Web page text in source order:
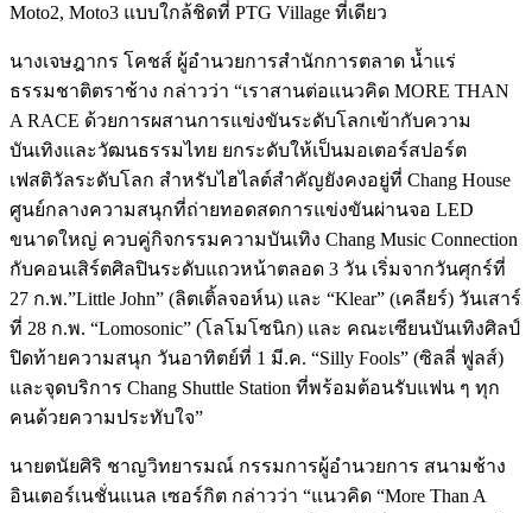
Moto2, Moto3 แบบใกล้ชิดที่ PTG Village ที่เดียว
นางเจษฎากร โคชส์ ผู้อำนวยการสำนักการตลาด น้ำแร่
ธรรมชาติตราช้าง กล่าวว่า “เราสานต่อแนวคิด MORE THAN
A RACE ด้วยการผสานการแข่งขันระดับโลกเข้ากับความ
บันเทิงและวัฒนธรรมไทย ยกระดับให้เป็นมอเตอร์สปอร์ต
เฟสติวัลระดับโลก สำหรับไฮไลต์สำคัญยังคงอยู่ที่ Chang House
ศูนย์กลางความสนุกที่ถ่ายทอดสดการแข่งขันผ่านจอ LED
ขนาดใหญ่ ควบคู่กิจกรรมความบันเทิง Chang Music Connection
กับคอนเสิร์ตศิลปินระดับแถวหน้าตลอด 3 วัน เริ่มจากวันศุกร์ที่
27 ก.พ.”Little John” (ลิตเติ้ลจอห์น) และ “Klear” (เคลียร์) วันเสาร์
ที่ 28 ก.พ. “Lomosonic” (โลโมโซนิก) และ คณะเซียนบันเทิงศิลป์
ปิดท้ายความสนุก วันอาทิตย์ที่ 1 มี.ค. “Silly Fools” (ซิลลี่ ฟูลส์)
และจุดบริการ Chang Shuttle Station ที่พร้อมต้อนรับแฟน ๆ ทุก
คนด้วยความประทับใจ”
นายตนัยศิริ ชาญวิทยารมณ์ กรรมการผู้อำนวยการ สนามช้าง
อินเตอร์เนชั่นแนล เซอร์กิต กล่าวว่า “แนวคิด “More Than A